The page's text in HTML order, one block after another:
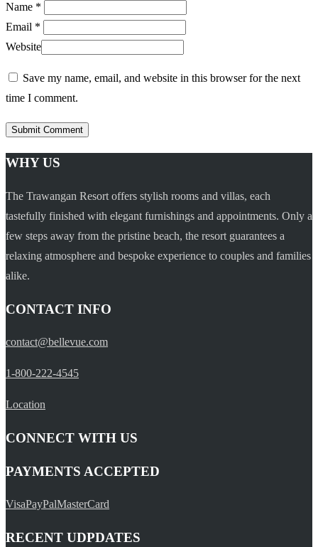
Name *
Email *
Website
Save my name, email, and website in this browser for the next
time I comment.
WHY US
The Trawangan Resort offers stylish rooms and villas, each
tastefully finished with elegant furnishings and appointments. Only a
few steps away from the pristine beach, the resort guarantees a
relaxing atmosphere and bespoke experience to couples and families
alike.
CONTACT INFO
contact@bellevue.com
1-800-222-4545
Location
CONNECT WITH US
PAYMENTS ACCEPTED
VisaPayPalMasterCard
RECENT UDPDATES